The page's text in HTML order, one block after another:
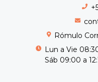
Rómulo
Lun a Vie
Sáb 09:00 a